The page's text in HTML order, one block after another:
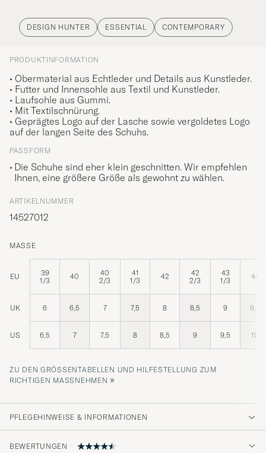
DESIGN HUNTER ESSENTIAL CONTEMPORARY
PRODUKTINFORMATION
• Obermaterial aus Echtleder und Details aus Kunstleder.
• Futter und Innensohle aus Textil und Kunstleder.
• Laufsohle aus Gummi.
• Mit Textilschnürung.
• Geprägtes Logo auf der Lasche sowie vergoldetes Logo
auf der langen Seite des Schuhs.
PASSFORM
Die Schuhe sind eher klein geschnitten. Wir empfehlen
Ihnen, eine größere Größe als gewohnt zu wählen.
ARTIKELNUMMER
14527012
MASSE
EU
39
1/3
40
40
2/3
41
1/3
42
42
2/3
43
1/3
44
UK 6 6,5 7 7,5 8 8,5 9 9,5
US 6,5 7 7,5 8 8,5 9 9,5 10
ZU DEN GRÖSSENTABELLEN UND HILFESTELLUNG ZUM R
ICHTIGEN MASSNEHMEN
»
PFLEGEHINWEISE & INFORMATIONEN
BEWERTUNGEN